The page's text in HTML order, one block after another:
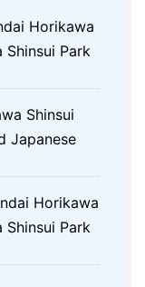
Horikawa
Park
Shinsui
Japanese
Horikawa
Park